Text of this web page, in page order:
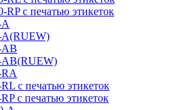
RP с печатью этикеток
A
A(RUEW)
AB
AB(RUEW)
RA
с печатью этикеток
с печатью этикеток